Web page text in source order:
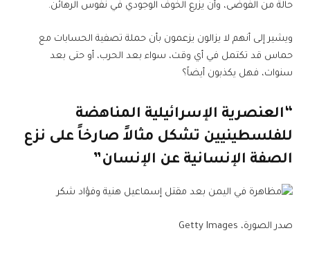
حالة من الفوضى، وأن يزرع الخوف الوجودي في نفوس الرهائن.
ويشير إلى أنهم لا يزالون يزعمون بأن حملة تصفية الحسابات مع
حماس قد تكتمل في أي وقت، سواء بعد الحرب، أو حتى بعد
سنوات، فهل يكذبون أيضاً؟
“العنصرية الإسرائيلية المناهضة
للفلسطينيين تشكل مثالاً صارخاً على نزع
الصفة الإنسانية عن الإنسان”
صدر الصورة، Getty Images